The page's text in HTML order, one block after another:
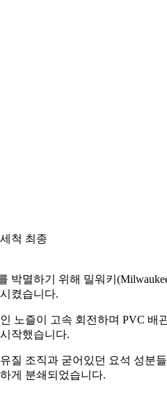
척 최종
박멸하기 위해 밀워키
켰습니다.
노즐이 고속 회전하며 PVC 배
작했습니다.
질 조직과 굳어있던 요석 성분
게 분쇄되었습니다.